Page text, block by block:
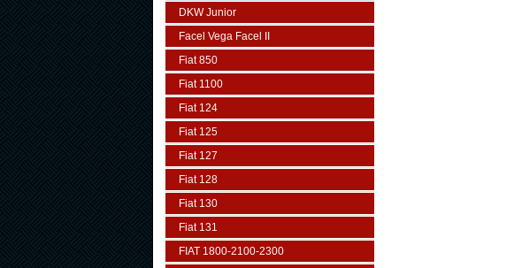
DKW Junior
Facel Vega Facel II
Fiat 850
Fiat 1100
Fiat 124
Fiat 125
Fiat 127
Fiat 128
Fiat 130
Fiat 131
FIAT 1800-2100-2300